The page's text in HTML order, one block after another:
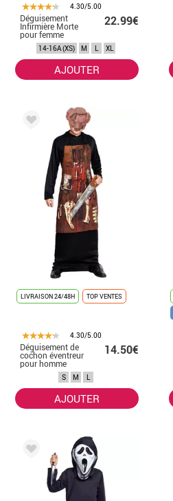
4.30/5.00
Déguisement
Infirmière Morte
pour femme
Halloween
22.99€
14-16A (XS) M L XL
AJOUTER
LIVRAISON 24/48H TOP VENTES
4.30/5.00
Déguisement de
cochon éventreur
pour homme
14.50€
S M L
AJOUTER